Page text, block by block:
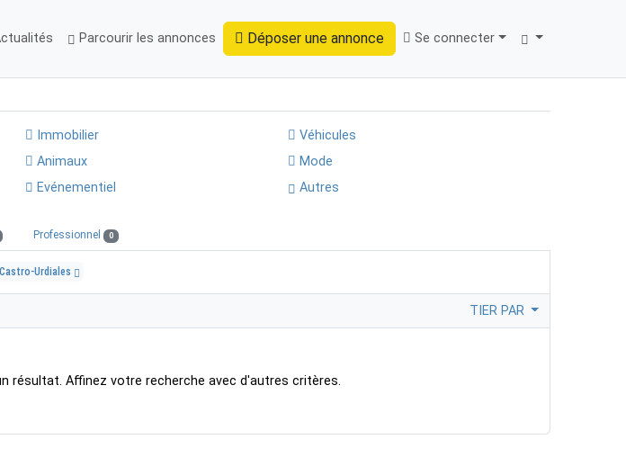
Parcourir les annonces Déposer une annonce Se connecter
Trouver
Immobilier
Véhicules
Animaux
Mode
Evénementiel Autres
Professionnel 0
Urdiales
TIER PAR
résultat. Affinez votre recherche avec d'autres critères.